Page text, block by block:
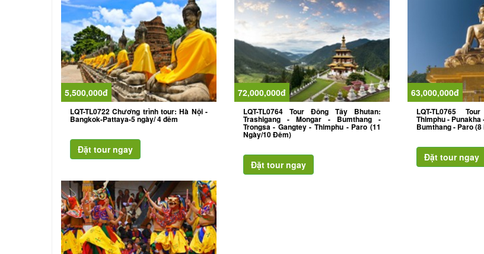
5,500,000đ
LQT-TL0722 Chương trình tour: Hà Nội -
Bangkok-Pattaya-5 ngày/ 4 đêm
72,000,000đ
LQT-TL0764 Tour Đông Tây Bhutan:
Trashigang - Mongar - Bumthang -
Trongsa - Gangtey - Thimphu - Paro (11
Ngày/10 Đêm)
63,000,000đ
LQT-TL0765
Thimphu - Punakha
Bumthang - Paro